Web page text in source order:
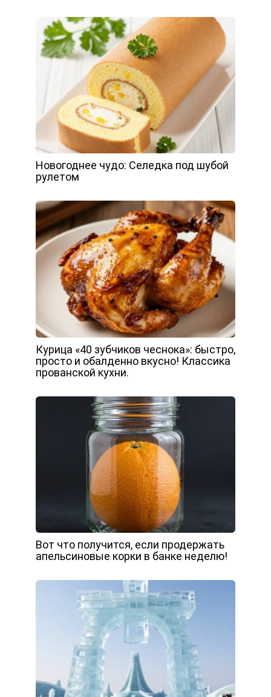
Новогоднее чудо: Селедка под шубой
рулетом
Курица «40 зубчиков чеснока»: быстро,
просто и обалденно вкусно! Классика
прованской кухни.
Вот что получится, если продержать
апельсиновые корки в банке неделю!